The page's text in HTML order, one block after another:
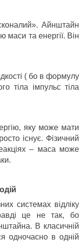
Айнштайн
маси та енергії. Він
( бо в формулу
тіла імпульс тіла
яку може мати
існує. Фізичний
– маса може
системах відліку
це не так, бо
В класичній
одночасно в одній